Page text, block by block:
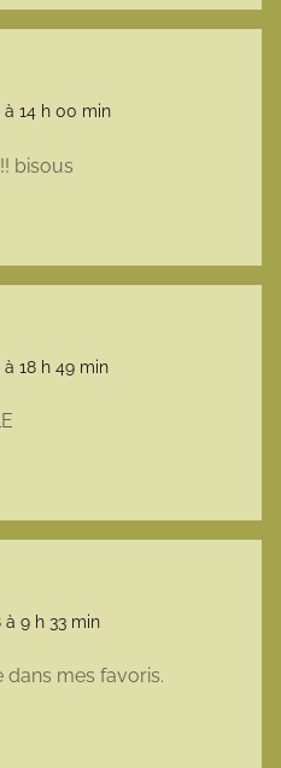
à 14 h 00 min
bisous
18 h 49 min
à 9 h 33 min
mes favoris.